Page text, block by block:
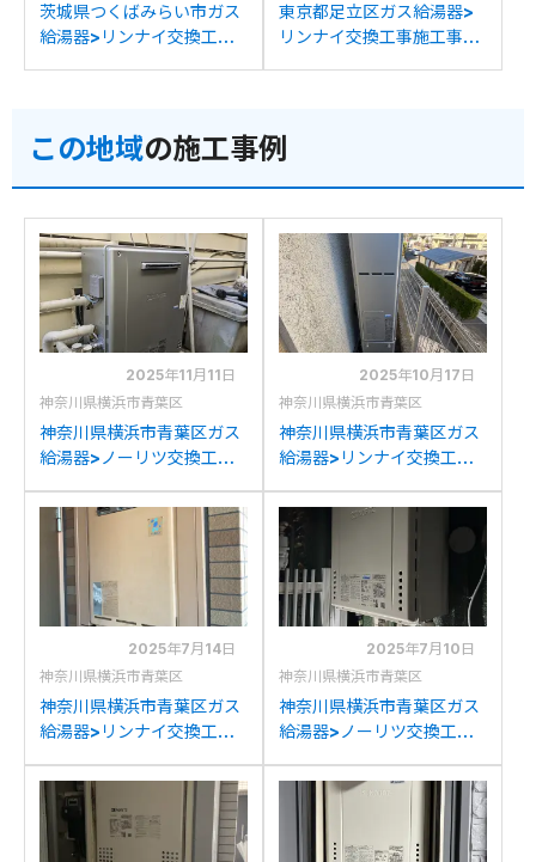
茨城県つくばみらい市ガス
給湯器>リンナイ交換工事
への交換
東京都足立区ガス給湯器>
リンナイ交換工事施工事
E2407AT2-3(A)への交換
この地域の施工事例
2025年11月11日
神奈川県横浜市青葉区
神奈川県横浜市青葉区ガス
給湯器>ノーリツ交換工事
1650SARXからノーリツ
GT-C1672SAR BLへの交
2025年10月17日
神奈川県横浜市青葉区
神奈川県横浜市青葉区ガス
給湯器>リンナイ交換工事
SK2400AW2-6(A)からリ
ンナイRUFH-
SE2408AW2-6への交換
2025年7月14日
神奈川県横浜市青葉区
神奈川県横浜市青葉区ガス
給湯器>リンナイ交換工事
V2405SAWからリンナイ
RUF-A2405SAW(C)への
交換
2025年7月10日
神奈川県横浜市青葉区
神奈川県横浜市青葉区ガス
給湯器>ノーリツ交換工事
2050AWXからノーリツ
GT-2070SAW BLへの交